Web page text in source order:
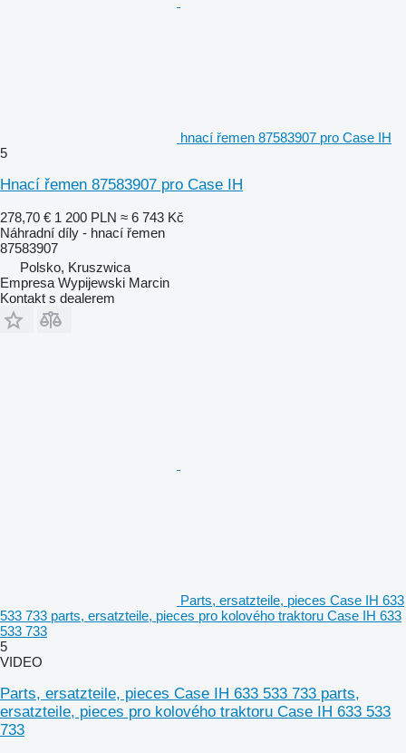
hnací řemen 87583907 pro Case IH
5
Hnací řemen 87583907 pro Case IH
278,70 € 1 200 PLN ≈ 6 743 Kč
Náhradní díly - hnací řemen
87583907
Polsko, Kruszwica
Empresa Wypijewski Marcin
Kontakt s dealerem
Parts, ersatzteile, pieces Case IH 633
533 733 parts, ersatzteile, pieces pro kolového traktoru Case IH 633
533 733
5
VIDEO
Parts, ersatzteile, pieces Case IH 633 533 733 parts,
ersatzteile, pieces pro kolového traktoru Case IH 633 533
733